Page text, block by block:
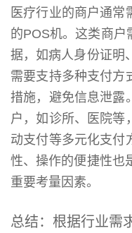
医疗行业的商户通常
的POS机。这类商户
据，如病人身份证明
需要支持多种支付方
措施，避免信息泄露
户，如诊所、医院等
动支付等多元化支付
性、操作的便捷性也
重要考量因素。
总结：根据行业需